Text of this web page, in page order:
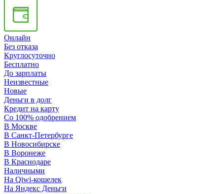
Онлайн
Без отказа
Круглосуточно
Бесплатно
До зарплаты
Неизвестные
Новые
Деньги в долг
Кредит на карту
Со 100% одобрением
В Москве
В Санкт-Петербурге
В Новосибирске
В Воронеже
В Краснодаре
Наличными
На Qiwi-кошелек
На Яндекс Деньги